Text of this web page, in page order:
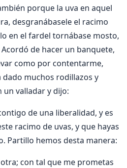
porque la uva en aquel
desgranábasele el racimo
en el fardel tornábase mosto,
de hacer un banquete,
como por contentarme,
muchos rodillazos y
un valladar y dijo:
de una liberalidad, y es
racimo de uvas, y que hayas
Partillo hemos desta manera:
con tal que me prometas